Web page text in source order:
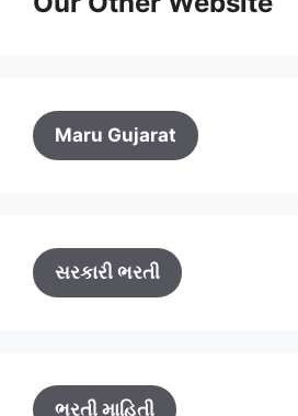
Maru Gujarat
સરકારી ભરતી
ભરતી માહિતી